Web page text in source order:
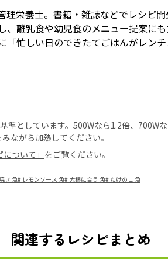
理栄養士。書籍・雑誌などでレシピ
、離乳食や幼児食のメニュー提案に
「忙しい日のできたてごはんがレン
準としています。500Wなら1.2倍、700W
ながら加熱してください。
について」 をご覧ください。
き 魚# レモンソース 魚# 大根に合う 魚# たけのこ 魚
関連するレシピまとめ